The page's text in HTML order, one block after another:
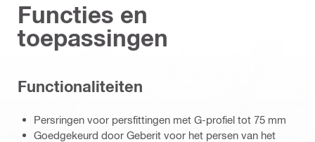
Functies en
toepassingen
Functionaliteiten
Persringen voor persfittingen met G-profiel tot 75 mm
Goedgekeurd door Geberit voor het persen van het